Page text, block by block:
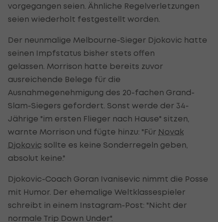
vorgegangen seien. Ähnliche Regelverletzungen
seien wiederholt festgestellt worden.
Der neunmalige Melbourne-Sieger Djokovic hatte
seinen Impfstatus bisher stets offen
gelassen. Morrison hatte bereits zuvor
ausreichende Belege für die
Ausnahmegenehmigung des 20-fachen Grand-
Slam-Siegers gefordert. Sonst werde der 34-
Jährige "im ersten Flieger nach Hause" sitzen,
warnte Morrison und fügte hinzu: "Für Novak
Djokovic sollte es keine Sonderregeln geben,
absolut keine."
Djokovic-Coach Goran Ivanisevic nimmt die Posse
mit Humor. Der ehemalige Weltklassespieler
schreibt in einem Instagram-Post: "Nicht der
normale Trip Down Under".